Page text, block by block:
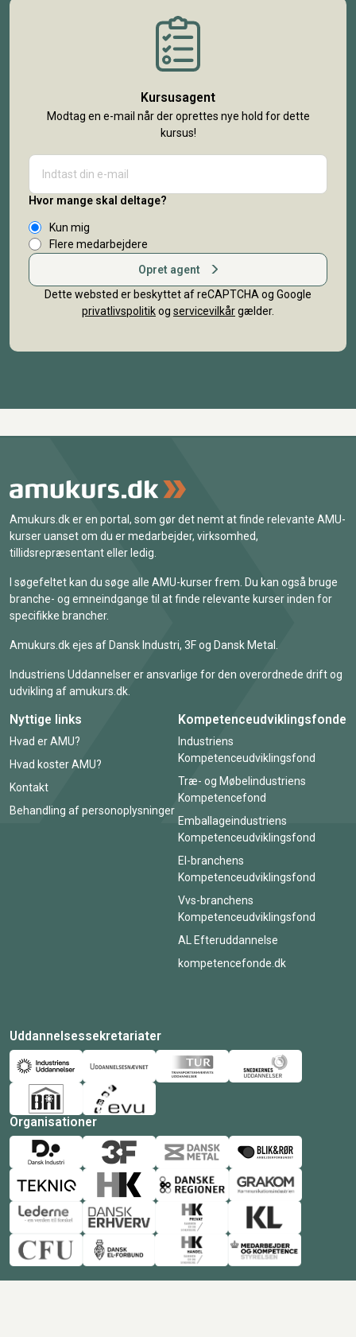
Kursusagent
Modtag en e-mail når der oprettes nye hold for dette
kursus!
Hvor mange skal deltage?
Kun mig
Flere medarbejdere
Opret agent
Dette websted er beskyttet af reCAPTCHA og Google
privatlivspolitikog servicevilkårgælder.
Amukurs.dk er en portal, som gør det nemt at finde relevante AMU-
kurser uanset om du er medarbejder, virksomhed,
tillidsrepræsentant eller ledig.
I søgefeltet kan du søge alle AMU-kurser frem. Du kan også bruge
branche- og emneindgange til at finde relevante kurser inden for
specifikke brancher.
Amukurs.dk ejes af Dansk Industri, 3F og Dansk Metal.
Industriens Uddannelser er ansvarlige for den overordnede drift og
udvikling af amukurs.dk.
Nyttige links
Hvad er AMU?
Hvad koster AMU?
Kontakt
Behandling af personoplysninger
Kompetenceudviklingsfonde
Industriens
Kompetenceudviklingsfond
Træ- og Møbelindustriens
Kompetencefond
Emballageindustriens
Kompetenceudviklingsfond
El-branchens
Kompetenceudviklingsfond
Vvs-branchens
Kompetenceudviklingsfond
AL Efteruddannelse
kompetencefonde.dk
Uddannelsessekretariater
Organisationer